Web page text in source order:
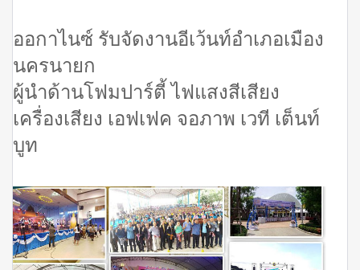
ออกาไนซ์ รับจัดงานอีเว้นท์อำเภอเมือง
นครนายก
ผู้นำด้านโฟมปาร์ตี้ ไฟแสงสีเสียง
เครื่องเสียง เอฟเฟค จอภาพ เวที เต็นท์
บูท